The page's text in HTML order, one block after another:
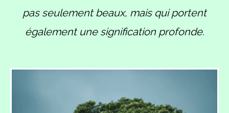
pas seulement beaux, mais qui portent
également une signification profonde.